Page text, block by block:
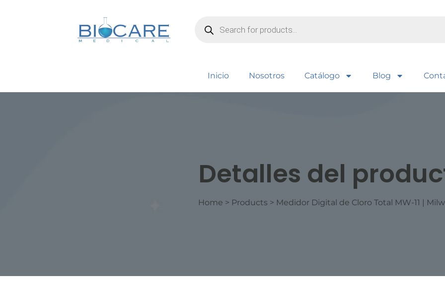
Inicio Nosotros Catálogo Blog
Detalles del
Home > Products > Medidor Digital de Cloro Total MW-11 |